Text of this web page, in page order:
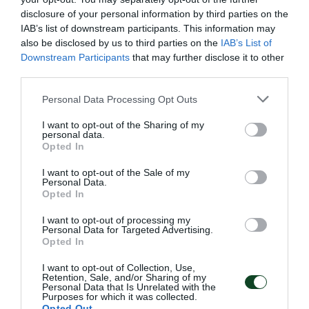
disclosure of your personal information by third parties on the
IAB’s list of downstream participants. This information may
also be disclosed by us to third parties on the IAB’s List of
Downstream Participants that may further disclose it to other
Please note that this website/app uses one or more Google
not limited to your visit or usage behaviour. You may click to
grant or deny consent to Google and its third-party tags to
use your data for below specified purposes in below Google
consent section.
Personal Data Processing Opt Outs
I want to opt-out of the Sharing of my
personal data.
Opted In
I want to opt-out of the Sale of my
Personal Data.
Opted In
I want to opt-out of processing my
Personal Data for Targeted Advertising.
Opted In
I want to opt-out of Collection, Use,
Retention, Sale, and/or Sharing of my
Personal Data that Is Unrelated with the
Purposes for which it was collected.
Ανταγωνιστική Ντουντουνάκη
στη Ρώμη
Η Άννα Ντουντουνάκη συμμετείχε σε δύο τελικούς την
26.06.2026 ΚΟΛΥΜΒΗΣΗ
ΤΕΛΕΥΤΑΙΑ ΝΕΑ